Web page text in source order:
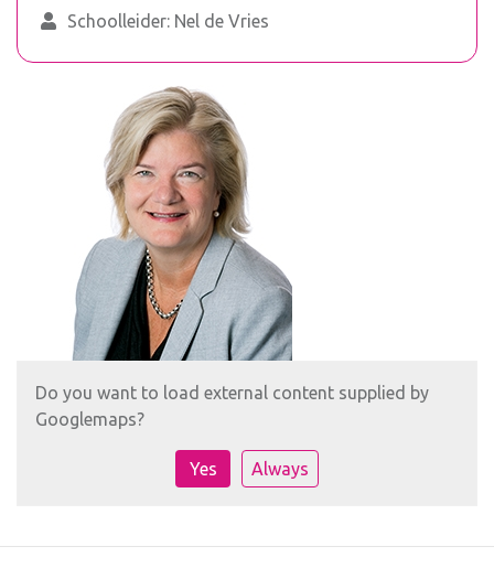
Schoolleider: Nel de Vries
Do you want to load external content supplied by
Googlemaps?
Yes Always